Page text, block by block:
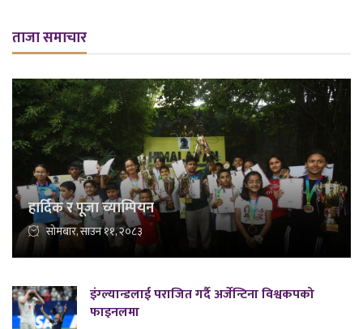
ताजा समाचार
हार्दिक र पूजा च्याम्पियन
सोमबार, साउन ११, २०८३
इंग्ल्यान्डलाई पराजित गर्दै अर्जेन्टिना विश्वकपको
फाइनलमा